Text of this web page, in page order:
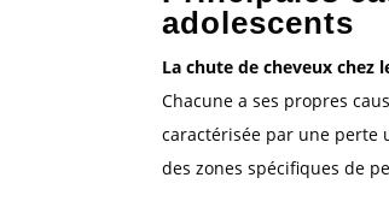
adolescents
La chute de cheveux chez
Chacune a ses propres
caractérisée par une perte
des zones spécifiques de